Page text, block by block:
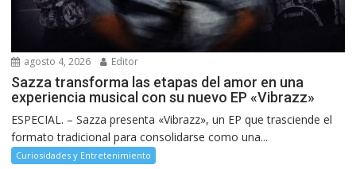
agosto 4, 2026 Editor
Sazza transforma las etapas del amor en una
experiencia musical con su nuevo EP «Vibrazz»
ESPECIAL. – Sazza presenta «Vibrazz», un EP que trasciende el
formato tradicional para consolidarse como una...
Curiosidades y Entretenimiento